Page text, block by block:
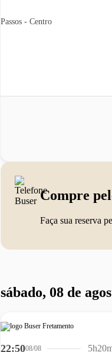
Passos - Centro
Compre
Faça sua reserva
sábado, 08 de
22:5008/08